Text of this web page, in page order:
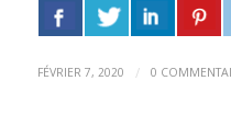
FÉVRIER 7, 2020 / 0